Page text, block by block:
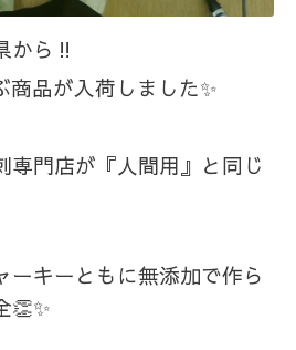
から‼️
商品が入荷しました✨
専門店が『人間用』と同じ
ーキーともに無添加で作ら
👏✨